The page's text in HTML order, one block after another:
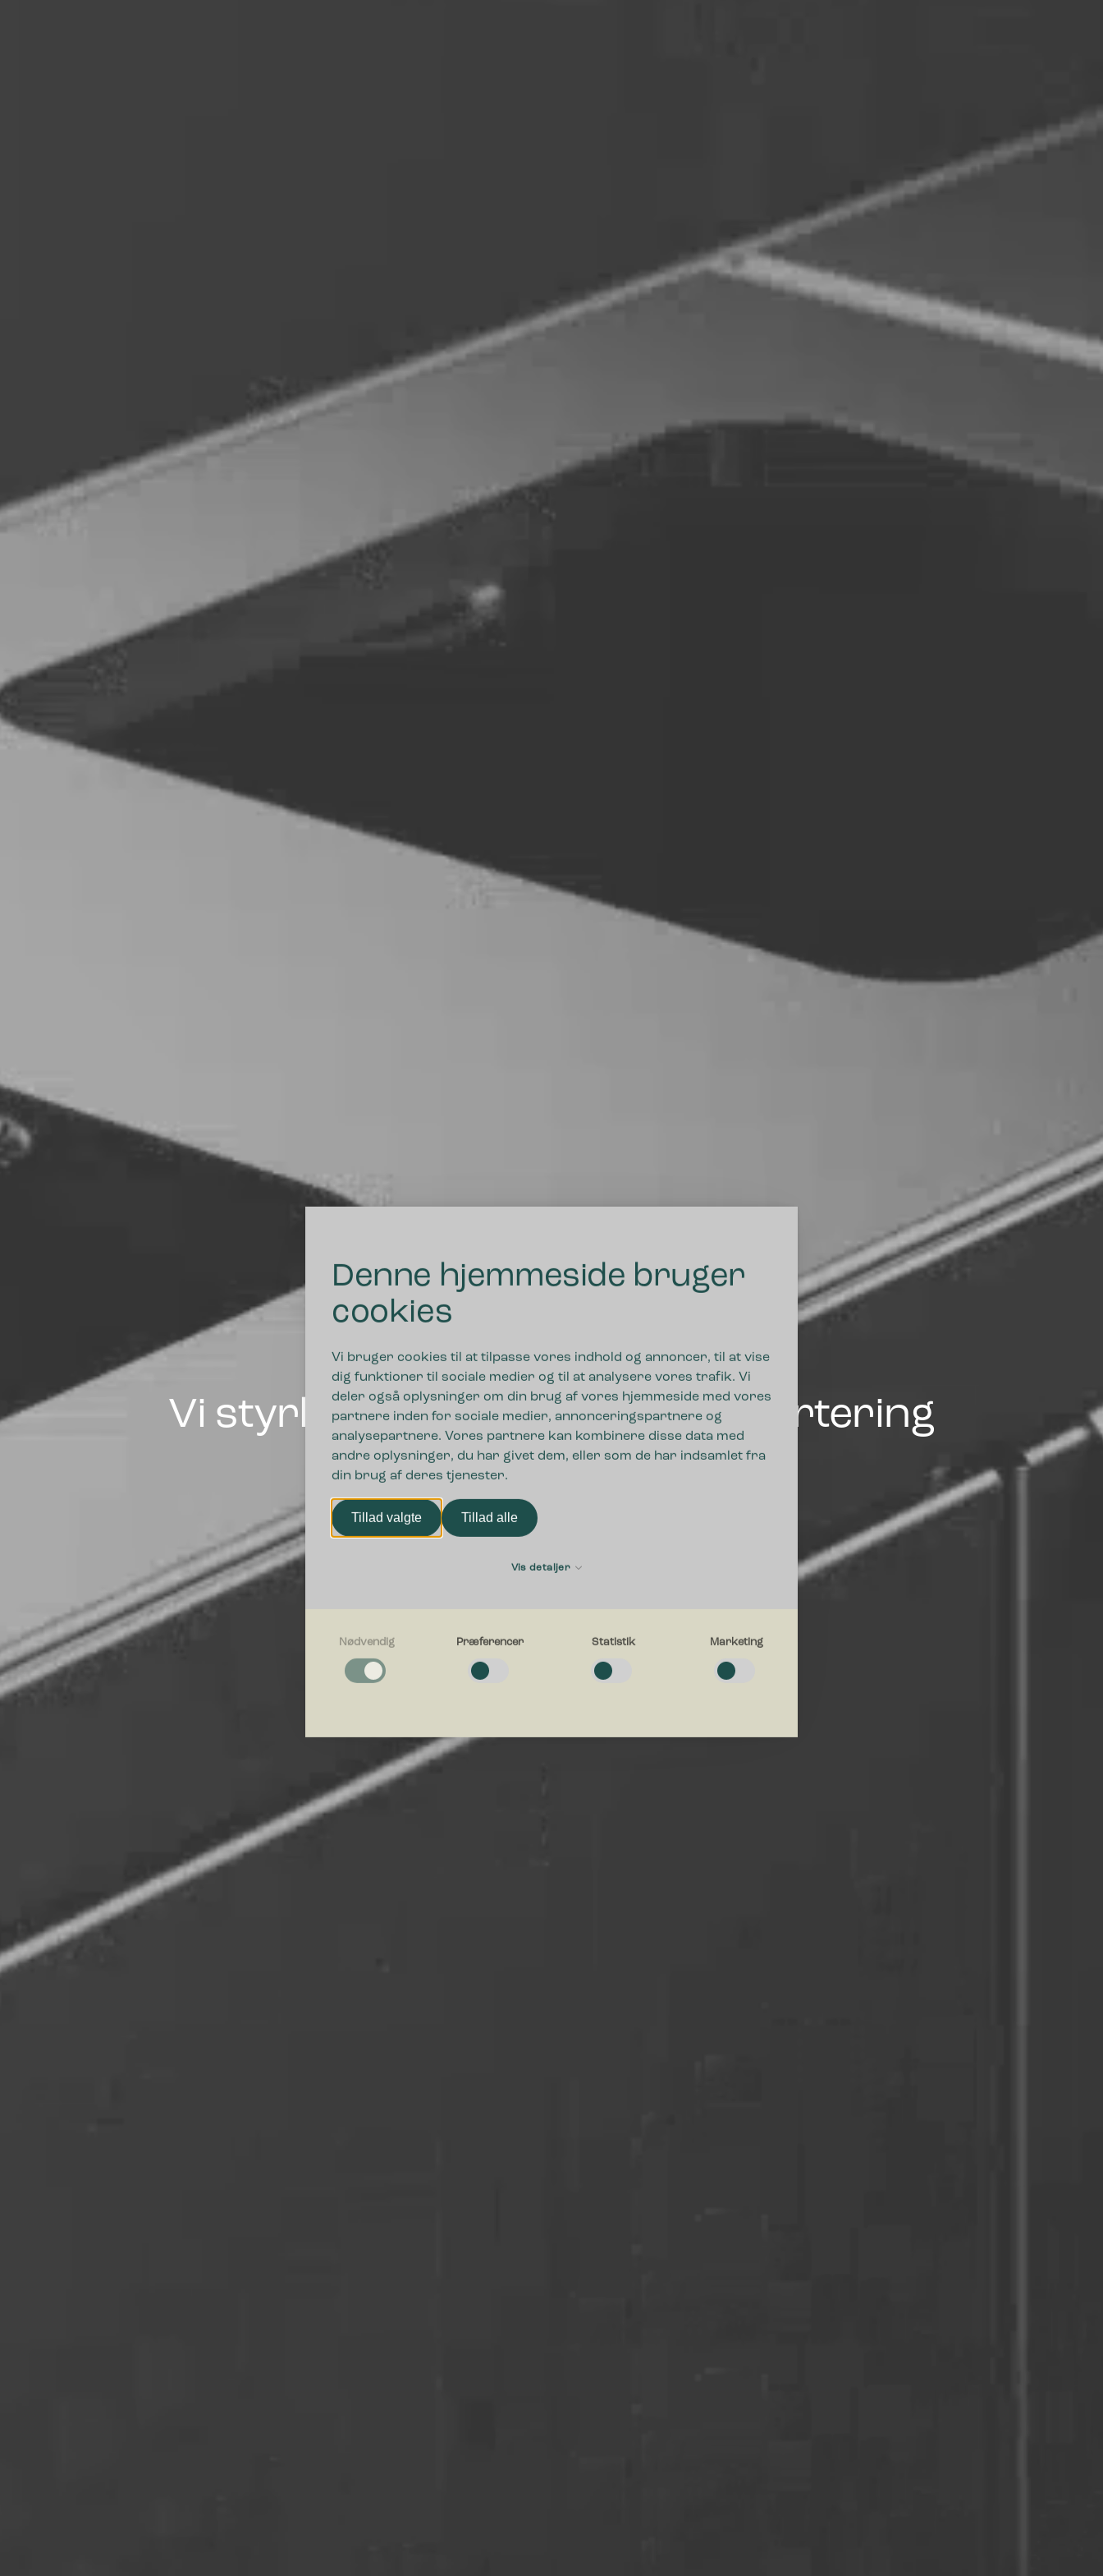
Denne hjemmeside bruger
cookies
Vi bruger cookies til at tilpasse vores indhold og annoncer, til at vise
dig funktioner til sociale medier og til at analysere vores trafik. Vi
deler også oplysninger om din brug af vores hjemmeside med vores
partnere inden for sociale medier, annonceringspartnere og
analysepartnere. Vores partnere kan kombinere disse data med
andre oplysninger, du har givet dem, eller som de har indsamlet fra
din brug af deres tjenester.
Tillad valgte Tillad alle
Vis detaljer
Nødvendig
Nødvendige cookies hjælper med at gøre en hjemmeside brugbar ved at aktivere
Præference cookies gør det muligt for en hjemmeside at huske oplysninger, der ændrer den
måde hjemmesiden ser ud eller opfører sig på. F.eks. dit foretrukne sprog, eller den region, du
befinder dig i.
Nødvendig Præferencer Statistik Marketing
Vi styrker fremtidens affaldssortering